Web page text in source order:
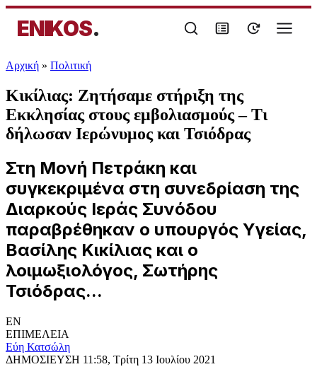
ENIKOS.
Αρχική » Πολιτική
Κικίλιας: Ζητήσαμε στήριξη της
Εκκλησίας στους εμβολιασμούς – Τι
δήλωσαν Ιερώνυμος και Τσιόδρας
Στη Μονή Πετράκη και
συγκεκριμένα στη συνεδρίαση της
Διαρκούς Ιεράς Συνόδου
παραβρέθηκαν ο υπουργός Υγείας,
Βασίλης Κικίλιας και ο
λοιμωξιολόγος, Σωτήρης
Τσιόδρας...
EN
ΕΠΙΜΕΛΕΙΑ
Εύη Κατσώλη
ΔΗΜΟΣΙΕΥΣΗ 11:58, Τρίτη 13 Ιουλίου 2021